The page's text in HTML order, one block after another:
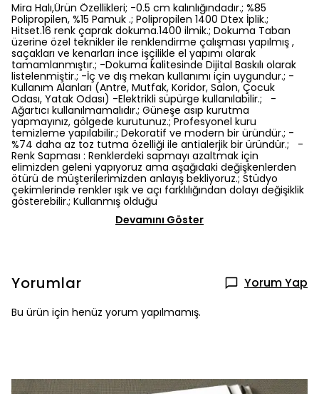
Mira Halı,Ürün Özellikleri; -0.5 cm kalınlığındadır.; %85
Polipropilen, %15 Pamuk .; Polipropilen 1400 Dtex İplik.;
Hitset.16 renk çaprak dokuma.1400 ilmik.; Dokuma Taban
üzerine özel teknikler ile renklendirme çalışması yapılmış ,
saçakları ve kenarları ince işçilikle el yapımı olarak
tamamlanmıştır.; -Dokuma kalitesinde Dijital Baskılı olarak
listelenmiştir.; -İç ve dış mekan kullanımı için uygundur.; -
Kullanım Alanları (Antre, Mutfak, Koridor, Salon, Çocuk
Odası, Yatak Odası) -Elektrikli süpürge kullanılabilir.; -
Ağartıcı kullanılmamalıdır.; Güneşe asıp kurutma
yapmayınız, gölgede kurutunuz.; Profesyonel kuru
temizleme yapılabilir.; Dekoratif ve modern bir üründür.; -
%74 daha az toz tutma özelliği ile antialerjik bir üründür.; -
Renk Sapması : Renklerdeki sapmayı azaltmak için
elimizden geleni yapıyoruz ama aşağıdaki değişkenlerden
ötürü de müşterilerimizden anlayış bekliyoruz.; Stüdyo
çekimlerinde renkler ışık ve açı farklılığından dolayı değişiklik
gösterebilir.; Kullanmış olduğu
Devamını Göster
Yorumlar Yorum Yap
Bu ürün için henüz yorum yapılmamış.